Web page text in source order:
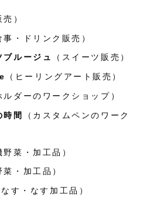
売）
事・ドリンク販売）
ブルージュ （スイーツ販売）
（ヒーリングアート販売）
ルダーのワークショップ）
間
（カスタムペンのワーク
野菜・加工品）
菜・加工品）
なす・なす加工品）